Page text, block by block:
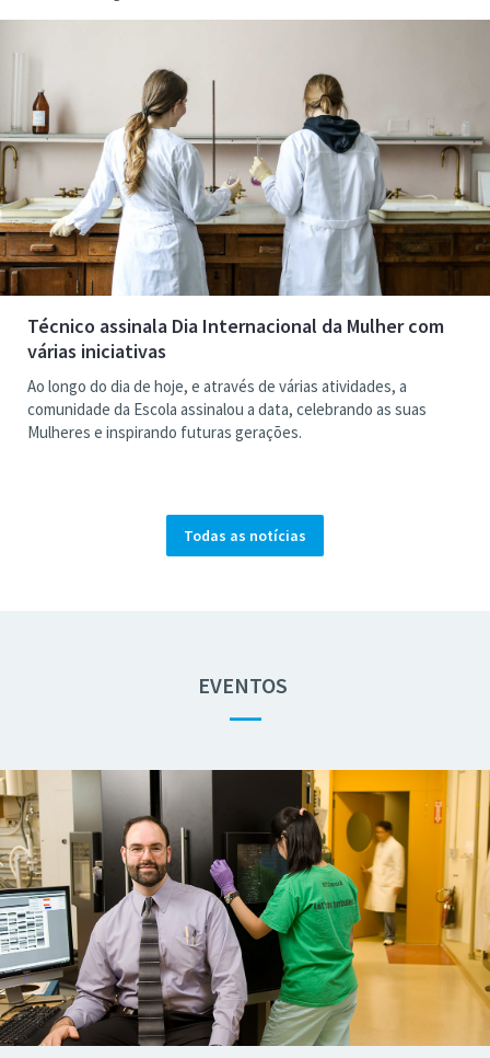
Técnico assinala Dia Internacional da Mulher com
várias iniciativas
Ao longo do dia de hoje, e através de várias atividades, a
comunidade da Escola assinalou a data, celebrando as suas
Mulheres e inspirando futuras gerações.
Todas as notícias
EVENTOS
—